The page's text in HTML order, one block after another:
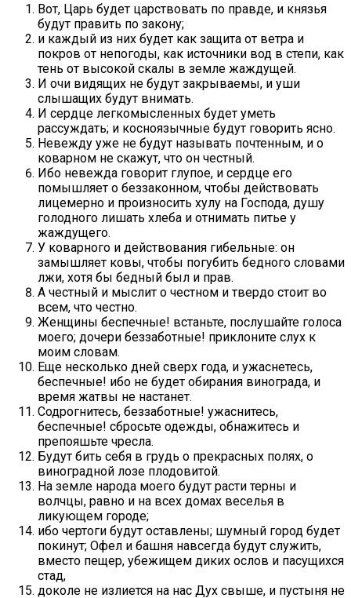
Вот, Царь будет царствовать по правде, и князья
будут править по закону;
и каждый из них будет как защита от ветра и
покров от непогоды, как источники вод в степи, как
тень от высокой скалы в земле жаждущей.
И очи видящих не будут закрываемы, и уши
слышащих будут внимать.
И сердце легкомысленных будет уметь
рассуждать; и косноязычные будут говорить ясно.
Невежду уже не будут называть почтенным, и о
коварном не скажут, что он честный.
Ибо невежда говорит глупое, и сердце его
помышляет о беззаконном, чтобы действовать
лицемерно и произносить хулу на Господа, душу
голодного лишать хлеба и отнимать питье у
жаждущего.
У коварного и действования гибельные: он
замышляет ковы, чтобы погубить бедного словами
лжи, хотя бы бедный был и прав.
А честный и мыслит о честном и твердо стоит во
всем, что честно.
Женщины беспечные! встаньте, послушайте голоса
моего; дочери беззаботные! приклоните слух к
моим словам.
Еще несколько дней сверх года, и ужаснетесь,
беспечные! ибо не будет обирания винограда, и
время жатвы не настанет.
Содрогнитесь, беззаботные! ужаснитесь,
беспечные! сбросьте одежды, обнажитесь и
препояшьте чресла.
Будут бить себя в грудь о прекрасных полях, о
виноградной лозе плодовитой.
На земле народа моего будут расти терны и
волчцы, равно и на всех домах веселья в
ликующем городе;
ибо чертоги будут оставлены; шумный город будет
покинут; Офел и башня навсегда будут служить,
вместо пещер, убежищем диких ослов и пасущихся
стад,
доколе не излиется на нас Дух свыше, и пустыня не